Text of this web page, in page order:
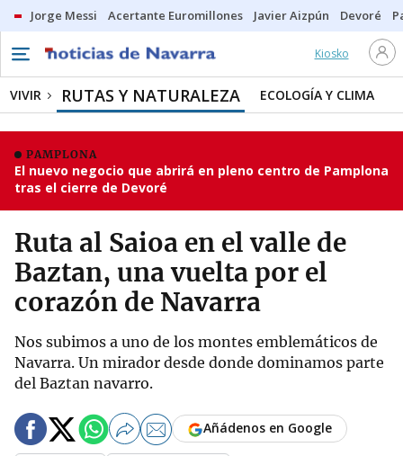
Jorge Messi Acertante Euromillones Javier Aizpún Devoré
Kiosko
VIVIR RUTAS Y NATURALEZA ECOLOGÍA Y CLIMA
PAMPLONA
El nuevo negocio que abrirá en pleno centro de Pamplona
tras el cierre de Devoré
Ruta al Saioa en el valle de
Baztan, una vuelta por el
corazón de Navarra
Nos subimos a uno de los montes emblemáticos de
Navarra. Un mirador desde donde dominamos parte
del Baztan navarro.
Añádenos en Google